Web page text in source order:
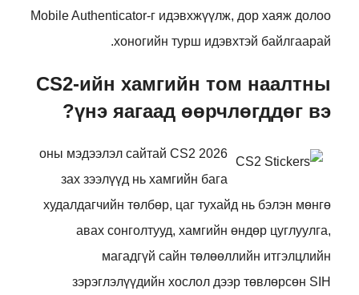
Mobile Authenticator-г идэвхжүүлж, дор хаяж долоо
хоногийн турш идэвхтэй байлгаарай.
CS2-ийн хамгийн том наалтны
үнэ яагаад өөрчлөгддөг вэ?
2026 оны мэдээлэл сайтай CS2
зах зээлүүд нь хамгийн бага
худалдагчийн төлбөр, цаг тухайд нь бэлэн мөнгө
авах сонголтууд, хамгийн өндөр цуглуулга,
магадгүй сайн төлөөллийн итгэлцлийн
зэрэглэлүүдийн хослол дээр төвлөрсөн SIH